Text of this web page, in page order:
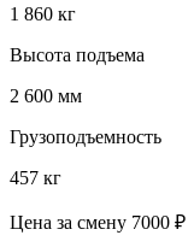
1 860 кг
Высота подъема
2 600 мм
Грузоподъемность
457 кг
Цена за смену 7000 ₽